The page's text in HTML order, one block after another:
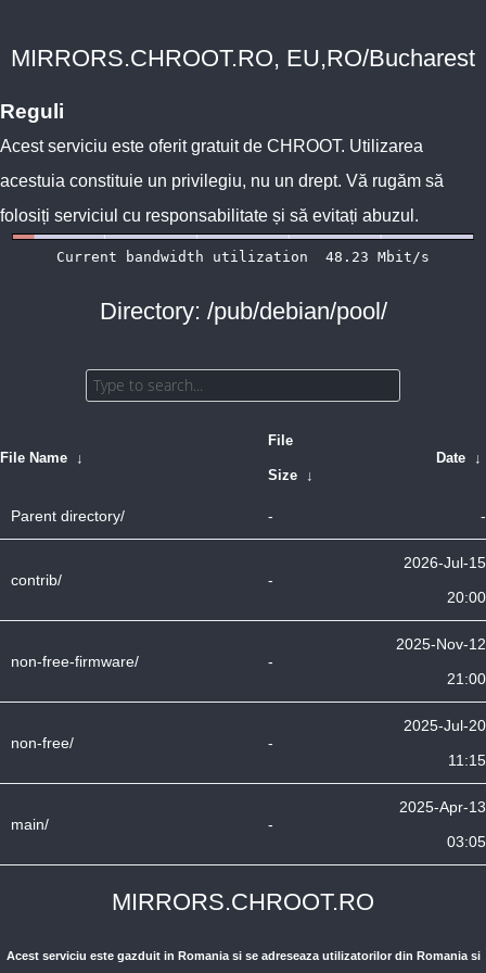
MIRRORS.CHROOT.RO, EU,RO/Bucharest
Reguli
Acest serviciu este oferit gratuit de CHROOT. Utilizarea
acestuia constituie un privilegiu, nu un drept. Vă rugăm să
folosiți serviciul cu responsabilitate și să evitați abuzul.
Directory: /pub/debian/pool/
File Name ↓
File
Size ↓
Date ↓
Parent directory/ - -
contrib/ -
2026-Jul-15
20:00
non-free-firmware/ -
2025-Nov-12
21:00
non-free/ -
2025-Jul-20
11:15
main/ -
2025-Apr-13
03:05
MIRRORS.CHROOT.RO
Acest serviciu este gazduit in Romania si se adreseaza utilizatorilor din Romania si